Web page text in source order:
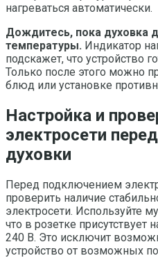
нагреваться автоматически.
Дождитесь, пока духовка
температуры. Индикатор
подскажет, что устройство
Только после этого можно
блюд или установке
Настройка и
электросети
духовки
Перед подключением
проверить наличие
электросети. Используйте
что в розетке
240 В. Это исключит
устройство от возможных